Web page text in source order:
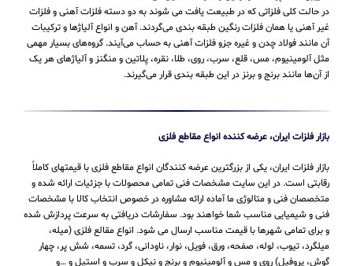
تقریبی ۲۵٪ پوسته کره زمین را فلزات تشکیل می‌دهند
در حالت کلی فلزاتی که در طبیعت یافت می شوند به دو دسته فلزات آهنی و فلزات
غیر آهنی یا همان فلزات رنگین طبقه بندی می‌گردند. آهن و انواع آلیاژها و ترکیبات
آن مانند فولاد چدن و غیره جزو فلزات آهنی به حساب می‌‌آیند. گروه‌های بسیار مهمی
مثل آلومینیوم، مس، قلع، سرب، روی، طلا، نقره، پلاتین و منگنز و آلیاژهای هر یک
بازار فلزات ایران، یکی از بزرگترین عرضه کنندگان انواع مقاطع فلزی با قیمتهای کاملاً
رقابتی است. در این سایت مشخصات فنی تمامی محصولات با جزئیات ارائه شده و
متخصصان فنی و متالوژی ما آماده ارائه مشاوره در خصوص انتخاب کالا با مشخصات
فنی و شیمیایی مناسب شما خواهند بود. سفارشات دریافتی به سرعت پردازش شده
و برای تمامی شهرها با قیمت مناسب ارسال می شود. انواع مقالع فلزی (میله،
میلگرد، تیوب، لوله، صفحه، ورق، فویل، نوار، ناودانی، گرد، تسمه، شش پر، چهار